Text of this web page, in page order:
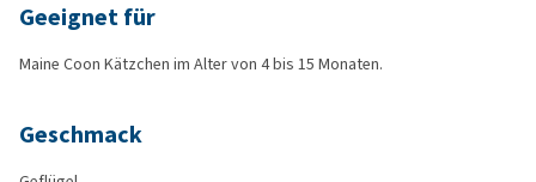
Geeignet für
Maine Coon Kätzchen im Alter von 4 bis 15 Monaten.
Geschmack